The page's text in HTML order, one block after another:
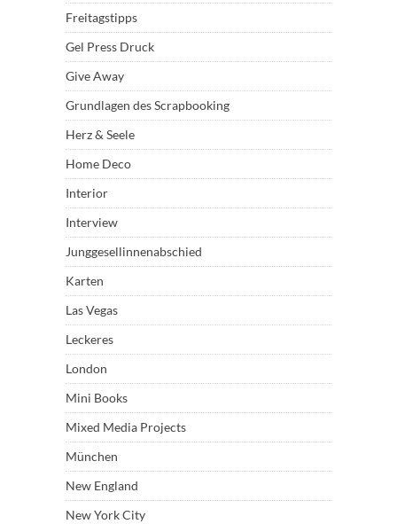
Freitagstipps
Gel Press Druck
Give Away
Grundlagen des Scrapbooking
Herz & Seele
Home Deco
Interior
Interview
Junggesellinnenabschied
Karten
Las Vegas
Leckeres
London
Mini Books
Mixed Media Projects
München
New England
New York City